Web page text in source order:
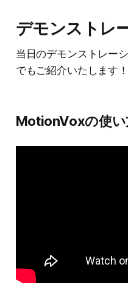
デモンストレ
当日のデモンストレー
でもご紹介いたします！
MotionVoxの使い